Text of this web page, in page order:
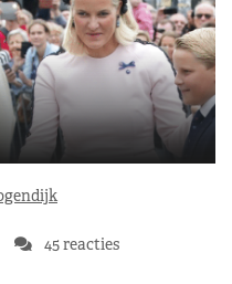
45 reacties